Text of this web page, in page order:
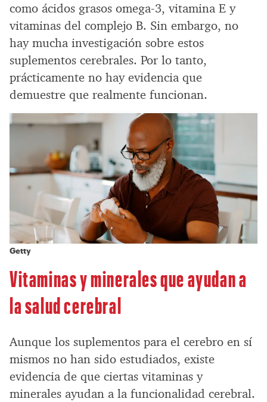
como ácidos grasos omega-3, vitamina E y
vitaminas del complejo B. Sin embargo, no
hay mucha investigación sobre estos
suplementos cerebrales. Por lo tanto,
prácticamente no hay evidencia que
demuestre que realmente funcionan.
Getty
Vitaminas y minerales que ayudan a
la salud cerebral
Aunque los suplementos para el cerebro en sí
mismos no han sido estudiados, existe
evidencia de que ciertas vitaminas y
minerales ayudan a la funcionalidad cerebral.